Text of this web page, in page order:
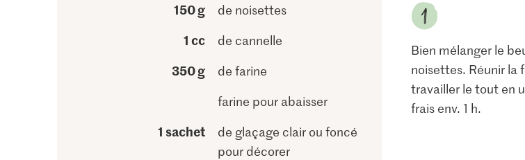
150 g de noisettes
1 cc de cannelle
350 g
de farine
farine pour abaisser
1 sachet
de glaçage clair ou foncé
pour décorer
Bien mélanger le
noisettes. Réunir la
travailler le tout en
frais env. 1 h.